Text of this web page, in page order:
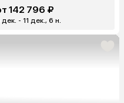
142 796 ₽
дек. - 11 дек., 6 н.